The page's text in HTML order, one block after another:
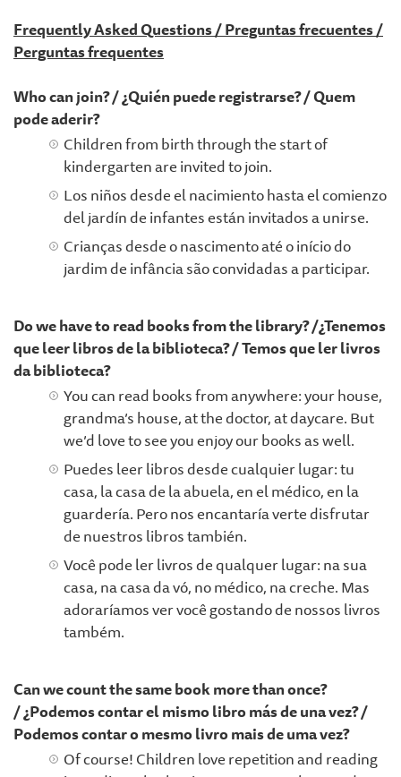
Frequently Asked Questions / Preguntas frecuentes /
Perguntas frequentes
Who can join? / ¿Quién puede registrarse? / Quem
pode aderir?
Children from birth through the start of
kindergarten are invited to join.
Los niños desde el nacimiento hasta el comienzo
del jardín de infantes están invitados a unirse.
Crianças desde o nascimento até o início do
jardim de infância são convidadas a participar.
Do we have to read books from the library? /¿Tenemos
que leer libros de la biblioteca? / Temos que ler livros
da biblioteca?
You can read books from anywhere: your house,
grandma’s house, at the doctor, at daycare. But
we’d love to see you enjoy our books as well.
Puedes leer libros desde cualquier lugar: tu
casa, la casa de la abuela, en el médico, en la
guardería. Pero nos encantaría verte disfrutar
de nuestros libros también.
Você pode ler livros de qualquer lugar: na sua
casa, na casa da vó, no médico, na creche. Mas
adoraríamos ver você gostando de nossos livros
também.
Can we count the same book more than once?
/ ¿Podemos contar el mismo libro más de una vez? /
Podemos contar o mesmo livro mais de uma vez?
Of course! Children love repetition and reading